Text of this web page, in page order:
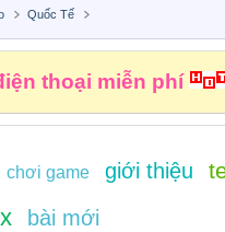
Quốc Tế
thoại miễn phí
chơi game giới thiệu
bài mới